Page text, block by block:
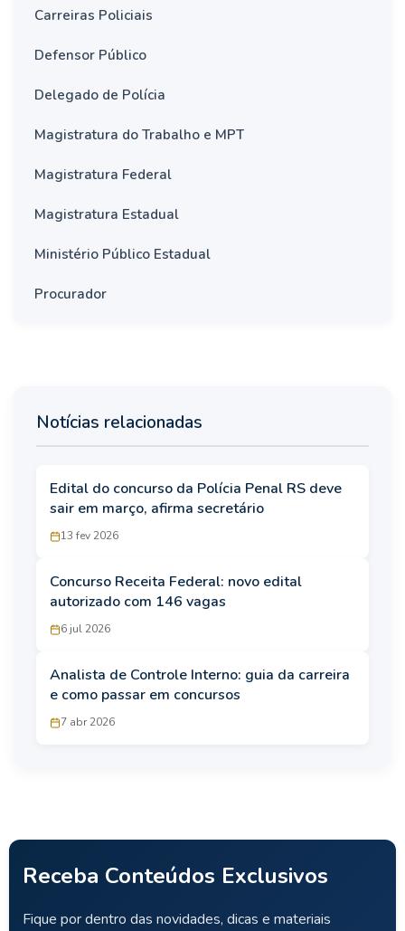
Carreiras Policiais
Defensor Público
Delegado de Polícia
Magistratura do Trabalho e MPT
Magistratura Federal
Magistratura Estadual
Ministério Público Estadual
Procurador
Notícias relacionadas
Edital do concurso da Polícia Penal RS deve
sair em março, afirma secretário
13 fev 2026
Concurso Receita Federal: novo edital
autorizado com 146 vagas
6 jul 2026
Analista de Controle Interno: guia da carreira
e como passar em concursos
7 abr 2026
Receba Conteúdos Exclusivos
Fique por dentro das novidades, dicas e materiais